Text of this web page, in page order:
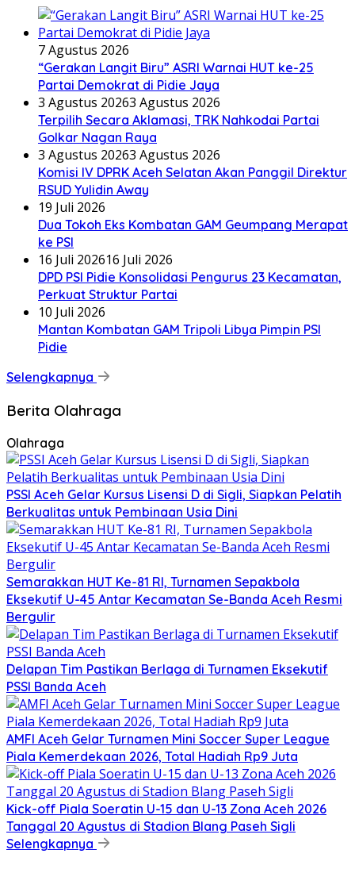
7 Agustus 2026
“Gerakan Langit Biru” ASRI Warnai HUT ke-25
Partai Demokrat di Pidie Jaya
3 Agustus 20263 Agustus 2026
Terpilih Secara Aklamasi, TRK Nahkodai Partai
Golkar Nagan Raya
3 Agustus 20263 Agustus 2026
Komisi IV DPRK Aceh Selatan Akan Panggil Direktur
RSUD Yulidin Away
19 Juli 2026
Dua Tokoh Eks Kombatan GAM Geumpang Merapat
ke PSI
16 Juli 202616 Juli 2026
DPD PSI Pidie Konsolidasi Pengurus 23 Kecamatan,
Perkuat Struktur Partai
10 Juli 2026
Mantan Kombatan GAM Tripoli Libya Pimpin PSI
Pidie
Selengkapnya
Berita Olahraga
Olahraga
PSSI Aceh Gelar Kursus Lisensi D di Sigli, Siapkan Pelatih
Berkualitas untuk Pembinaan Usia Dini
Semarakkan HUT Ke-81 RI, Turnamen Sepakbola
Eksekutif U-45 Antar Kecamatan Se-Banda Aceh Resmi
Bergulir
Delapan Tim Pastikan Berlaga di Turnamen Eksekutif
PSSI Banda Aceh
AMFI Aceh Gelar Turnamen Mini Soccer Super League
Piala Kemerdekaan 2026, Total Hadiah Rp9 Juta
Kick-off Piala Soeratin U-15 dan U-13 Zona Aceh 2026
Tanggal 20 Agustus di Stadion Blang Paseh Sigli
Selengkapnya